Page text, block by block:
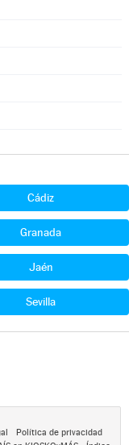
Cádiz
Granada
Jaén
Sevilla
Política de privacidad